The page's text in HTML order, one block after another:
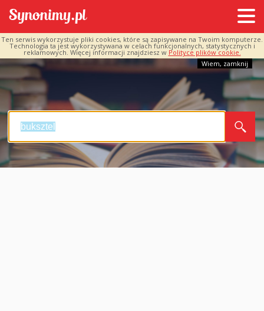
Ten serwis wykorzystuje pliki cookies, które są zapisywane na Twoim komputerze.
Technologia ta jest wykorzystywana w celach funkcjonalnych, statystycznych i
reklamowych. Więcej informacji znajdziesz w Polityce plików cookie.
Wiem, zamknij